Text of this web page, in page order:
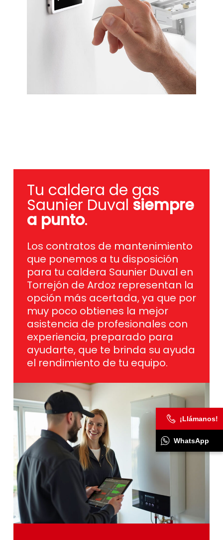
Tu caldera de gas
Saunier Duval siempre
a punto.
Los contratos de mantenimiento
que ponemos a tu disposición
para tu caldera Saunier Duval en
Torrejón de Ardoz representan la
opción más acertada, ya que por
muy poco obtienes la mejor
asistencia de profesionales con
experiencia, preparado para
ayudarte, que te brinda su ayuda
el rendimiento de tu equipo.
¡Llámanos!
WhatsApp